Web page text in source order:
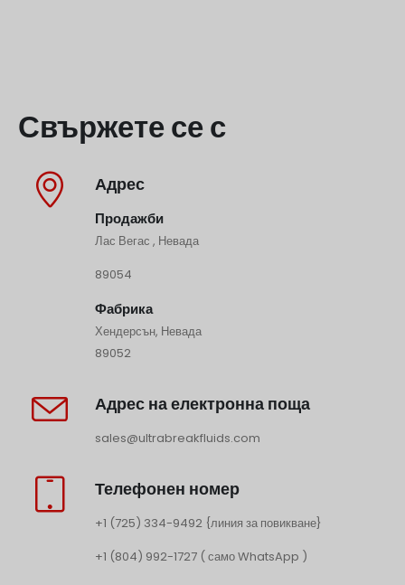
Свържете се с
Адрес
Продажби
Лас Вегас , Невада
89054
Фабрика
Хендерсън, Невада
89052
Адрес на електронна поща
sales@ultrabreakfluids.com
Телефонен номер
+1 (725) 334-9492 {линия за повикване}
+1 (804) 992-1727 ( само WhatsApp )